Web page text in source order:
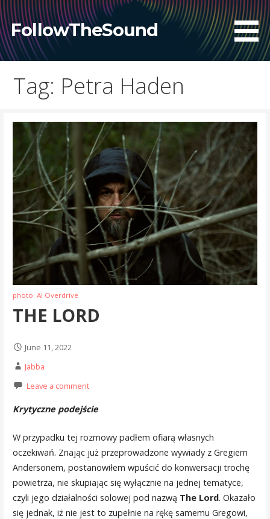
Skip
to
content
FollowTheSound
Tag: Petra Haden
photo: Al Overdrive
THE LORD
June 11, 2022
Jabba
Leave a comment
Krytyczne podejście
W przypadku tej rozmowy padłem ofiarą własnych
oczekiwań. Znając już przeprowadzone wywiady z Gregiem
Andersonem, postanowiłem wpuścić do konwersacji trochę
powietrza, nie skupiając się wyłącznie na jednej tematyce,
czyli jego działalności solowej pod nazwą The Lord. Okazało
się jednak, iż nie jest to zupełnie na rękę samemu Gregowi,